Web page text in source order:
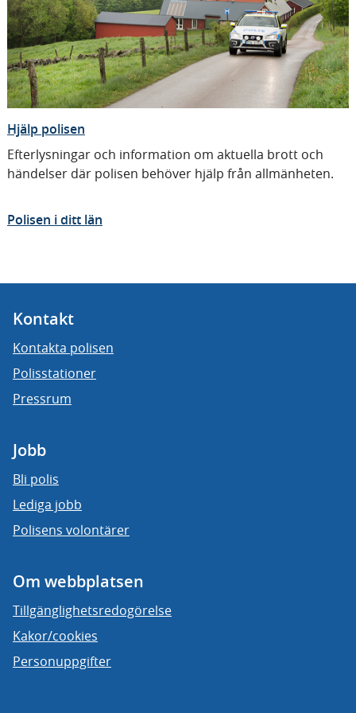
n
n
n
Hjälp polisen
Efterlysningar och information om aktuella brott och
händelser där polisen behöver hjälp från allmänheten.
Polisen i ditt län
Kontakt
Kontakta polisen
Polisstationer
Pressrum
Jobb
Bli polis
Lediga jobb
Polisens volontärer
Om webbplatsen
Tillgänglighetsredogörelse
Kakor/cookies
Personuppgifter